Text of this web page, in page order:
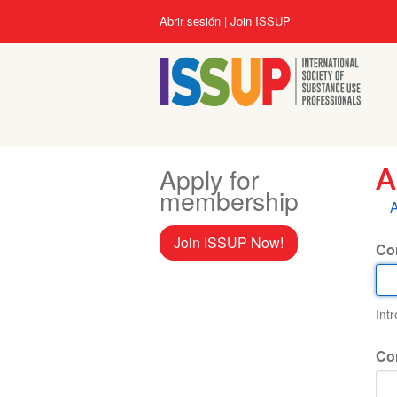
User
account
menu
Abrir sesión Join ISSUP
Apply for
membership
Join ISSUP Now!